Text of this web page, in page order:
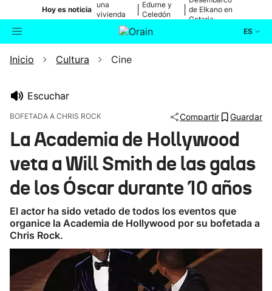
Hoy es noticia
una
vivienda
de Bilbao
Edurne y
Celedón
de Elkano en
Getaria
ES
Buscador Actualidad
Ikusmiran
Eguraldia
Inicio Cultura Cine
Escuchar
BOFETADA A CHRIS ROCK Compartir Guardar
La Academia de Hollywood
veta a Will Smith de las galas
de los Óscar durante 10 años
El actor ha sido vetado de todos los eventos que
organice la Academia de Hollywood por su bofetada a
Chris Rock.